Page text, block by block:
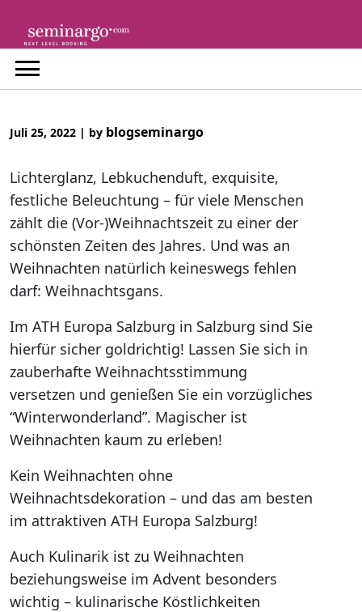
content
Juli 25, 2022 | by blogseminargo
Lichterglanz, Lebkuchenduft, exquisite,
festliche Beleuchtung – für viele Menschen
zählt die (Vor-)Weihnachtszeit zu einer der
schönsten Zeiten des Jahres. Und was an
Weihnachten natürlich keineswegs fehlen
darf: Weihnachtsgans.
Im ATH Europa Salzburg in Salzburg sind Sie
hierfür sicher goldrichtig! Lassen Sie sich in
zauberhafte Weihnachtsstimmung
versetzen und genießen Sie ein vorzügliches
“Winterwonderland”. Magischer ist
Weihnachten kaum zu erleben!
Kein Weihnachten ohne
Weihnachtsdekoration – und das am besten
im attraktiven ATH Europa Salzburg!
Auch Kulinarik ist zu Weihnachten
beziehungsweise im Advent besonders
wichtig – kulinarische Köstlichkeiten